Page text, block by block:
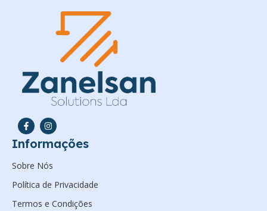
Informações
Sobre Nós
Política de Privacidade
Termos e Condições